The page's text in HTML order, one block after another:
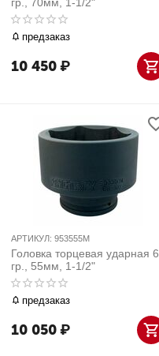
предзаказ
10 450₽
АРТИКУЛ: 953555M
Головка торцевая ударная 6
гр., 55мм, 1-1/2"
предзаказ
10 050₽